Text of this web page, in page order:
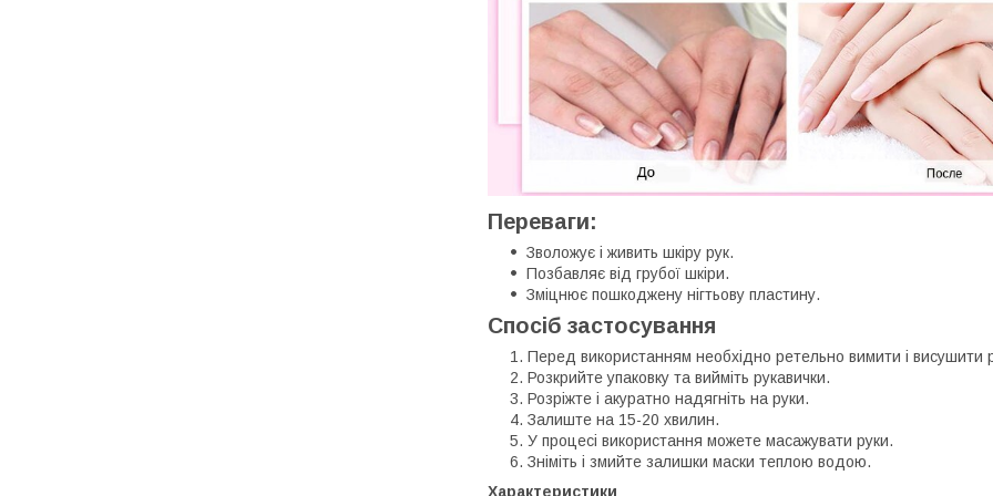
Переваги:
Зволожує і живить шкіру рук.
Позбавляє від грубої шкіри.
Зміцнює пошкоджену нігтьову пластину.
Спосіб застосування
Перед використанням необхідно ретельно вимити і висушити
Розкрийте упаковку та вийміть рукавички.
Розріжте і акуратно надягніть на руки.
Залиште на 15-20 хвилин.
У процесі використання можете масажувати руки.
Зніміть і змийте залишки маски теплою водою.
Характеристики